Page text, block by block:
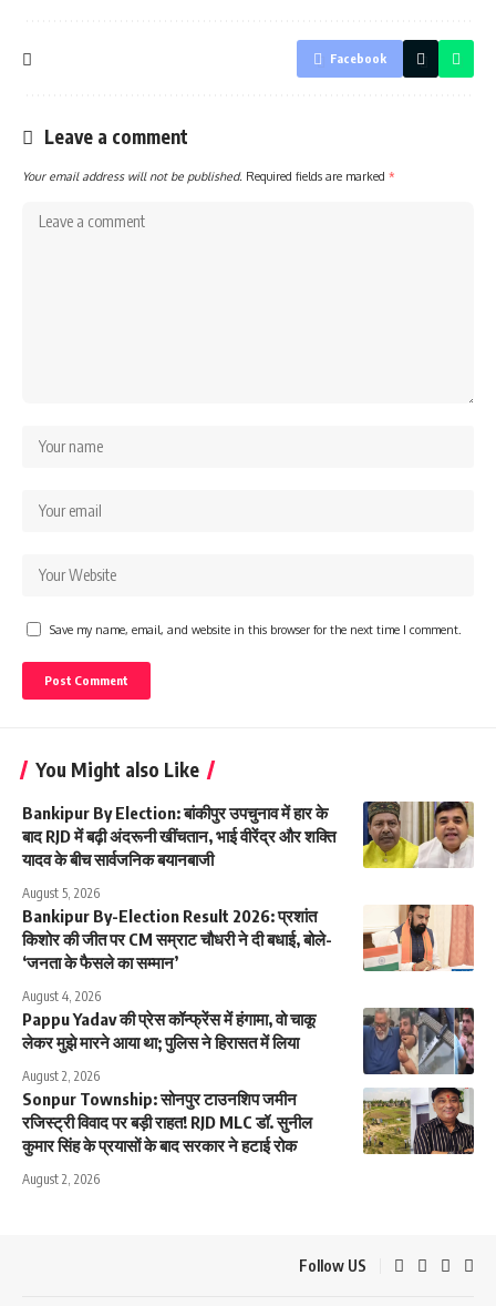
Facebook
Leave a comment
Your email address will not be published. Required fields are marked *
Save my name, email, and website in this browser for the next time I comment.
You Might also Like
Bankipur By Election: बांकीपुर उपचुनाव में हार के
बाद RJD में बढ़ी अंदरूनी खींचतान, भाई वीरेंद्र और शक्ति
यादव के बीच सार्वजनिक बयानबाजी
August 5, 2026
Bankipur By-Election Result 2026: प्रशांत
किशोर की जीत पर CM सम्राट चौधरी ने दी बधाई, बोले-
‘जनता के फैसले का सम्मान’
August 4, 2026
Pappu Yadav की प्रेस कॉन्फ्रेंस में हंगामा, वो चाकू
लेकर मुझे मारने आया था; पुलिस ने हिरासत में लिया
August 2, 2026
Sonpur Township: सोनपुर टाउनशिप जमीन
रजिस्ट्री विवाद पर बड़ी राहत! RJD MLC डॉ. सुनील
कुमार सिंह के प्रयासों के बाद सरकार ने हटाई रोक
August 2, 2026
Follow US